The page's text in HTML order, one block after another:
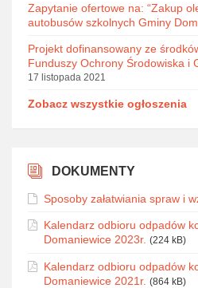
Zapytanie ofertowe na: “Zakup
autobusów szkolnych Gminy
Projekt dofinansowany ze
Funduszy Ochrony Środowiska i
17 listopada 2021
Zobacz wszystkie ogłoszenia
DOKUMENTY
Sposoby załatwiania spraw i
Kalendarz odbioru odpadów
Domaniewice 2023r. (224 kB)
Kalendarz odbioru odpadów
Domaniewice 2021r. (864 kB)